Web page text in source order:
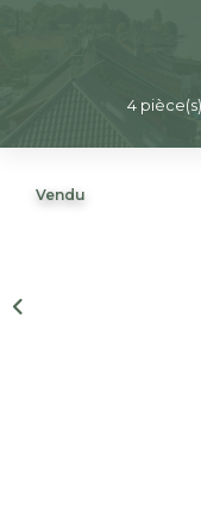
4pièce(s)
Vendu